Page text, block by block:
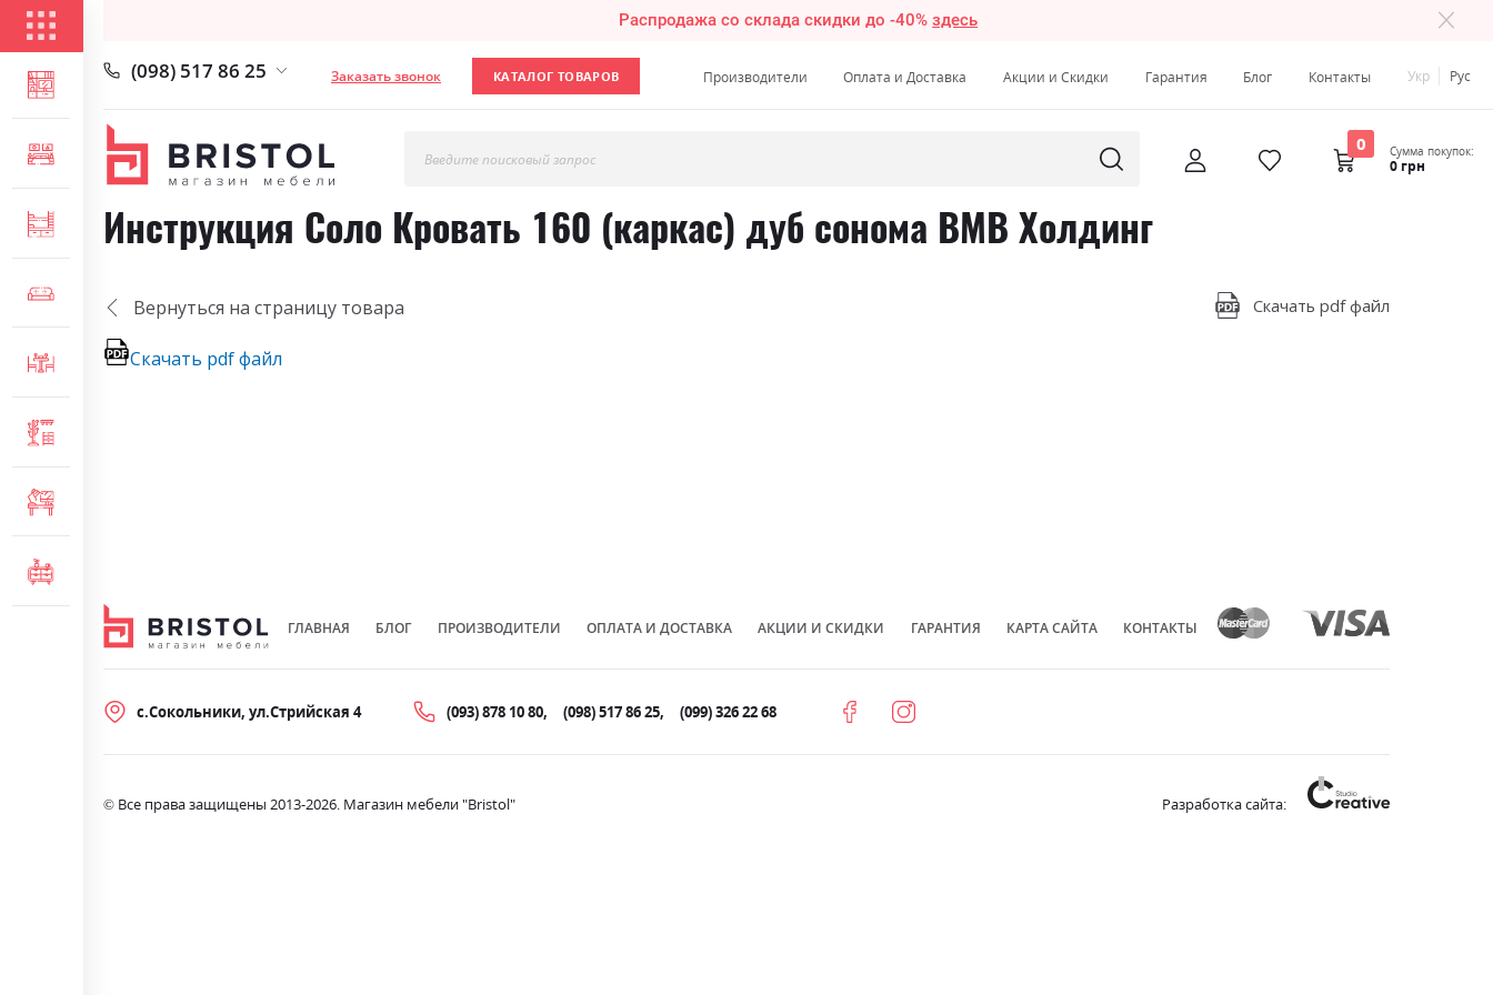
Распродажа со склада скидки до -40%здесь
ГОСТИНАЯ
СПАЛЬНЯ
ДЕТСКАЯ
МЯГКАЯ МЕБЕЛЬ
СТОЛЫ И СТУЛЬЯ
(098) 517 86 25 Заказать звонок КАТАЛОГ ТОВАРОВ Производители Оплата и Доставка Акции и Скидки Гарантия Блог Контакты Укр Рус
Введите поисковый запрос
0 Сумма покупок:
0 грн
Инструкция Соло Кровать 160 (каркас) дуб сонома ВМВ Холдинг
Вернуться на страницу товара Скачать pdf файл
Скачать pdf файл
ГЛАВНАЯ БЛОГ ПРОИЗВОДИТЕЛИ ОПЛАТА И ДОСТАВКА АКЦИИ И СКИДКИ ГАРАНТИЯ КАРТА САЙТА КОНТАКТЫ
с.Сокольники, ул.Стрийская 4 (093) 878 10 80 (098) 517 86 25 (099) 326 22 68
© Все права защищены 2013-2026. Магазин мебели "Bristol" Разработка сайта: